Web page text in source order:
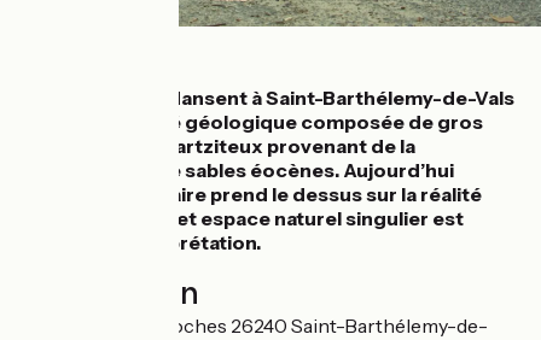
Les Roches qui dansent à Saint-Barthélemy-de-Vals
est une curiosité géologique composée de gros
blocs degrès quartziteux provenant de la
consolidation de sables éocènes. Aujourd’hui
encore, l’imaginaire prend le dessus sur la réalité
géologique de cet espace naturel singulier est
propice à l’interprétation.
Localisation
1685 Route des Roches 26240 Saint-Barthélemy-de-